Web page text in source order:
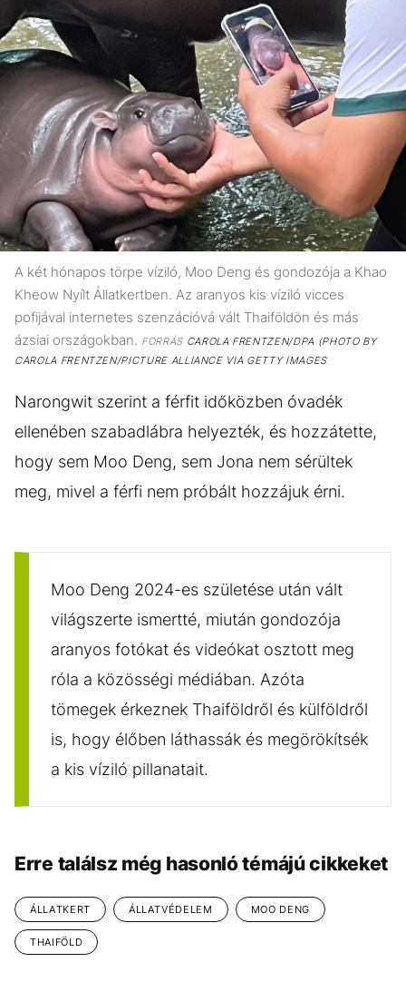
A két hónapos törpe víziló, Moo Deng és gondozója a Khao
Kheow Nyílt Állatkertben. Az aranyos kis víziló vicces
pofijával internetes szenzációvá vált Thaiföldön és más
ázsiai országokban. FORRÁSCAROLA FRENTZEN/DPA (PHOTO BY
CAROLA FRENTZEN/PICTURE ALLIANCE VIA GETTY IMAGES
Narongwit szerint a férfit időközben óvadék
ellenében szabadlábra helyezték, és hozzátette,
hogy sem Moo Deng, sem Jona nem sérültek
meg, mivel a férfi nem próbált hozzájuk érni.
Moo Deng 2024-es születése után vált
világszerte ismertté, miután gondozója
aranyos fotókat és videókat osztott meg
róla a közösségi médiában. Azóta
tömegek érkeznek Thaiföldről és külföldről
is, hogy élőben láthassák és megörökítsék
a kis víziló pillanatait.
Erre találsz még hasonló témájú cikkeket
ÁLLATKERT ÁLLATVÉDELEM MOO DENG
THAIFÖLD